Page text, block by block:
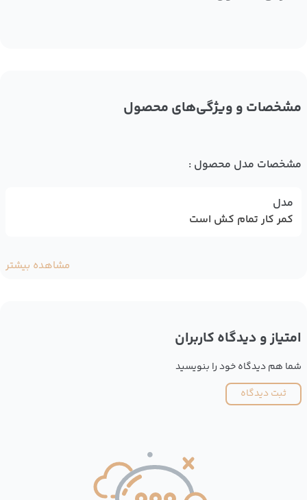
مشخصات و ویژگی‌های محصول
مشخصات مدل محصول :
مدل
کمر کار تمام کش است
مشاهده بیشتر
امتیاز و دیدگاه کاربران
شما هم دیدگاه خود را بنویسید
ثبت دیدگاه